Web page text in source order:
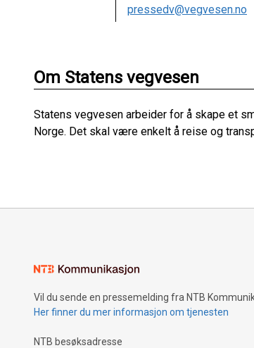
pressedv@vegvesen.no
Om Statens vegvesen
Statens vegvesen arbeider for å skape et
Norge. Det skal være enkelt å reise og
Vil du sende en pressemelding fra NTB
Her finner du mer informasjon om tjenesten
NTB besøksadresse